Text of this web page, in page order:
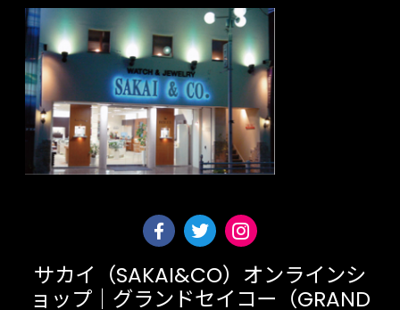
サカイ（SAKAI&CO）オンラインシ
ョップ｜グランドセイコー（GRAND